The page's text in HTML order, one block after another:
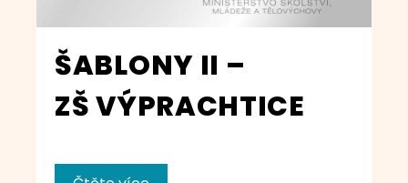
ŠABLONY II –
ZŠ VÝPRACHTICE